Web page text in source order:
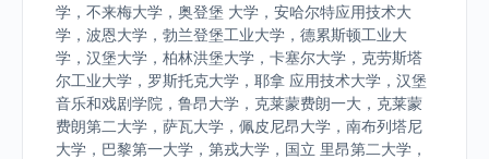
学，不来梅大学，奥登堡 大学，安哈尔特应用技术大
学，波恩大学，勃兰登堡工业大学，德累斯顿工业大
学，汉堡大学，柏林洪堡大学，卡塞尔大学，克劳斯塔
尔工业大学，罗斯托克大学，耶拿 应用技术大学，汉堡
音乐和戏剧学院，鲁昂大学，克莱蒙费朗一大，克莱蒙
费朗第二大学，萨瓦大学，佩皮尼昂大学，南布列塔尼
大学，巴黎第一大学，第戎大学，国立 里昂第二大学，